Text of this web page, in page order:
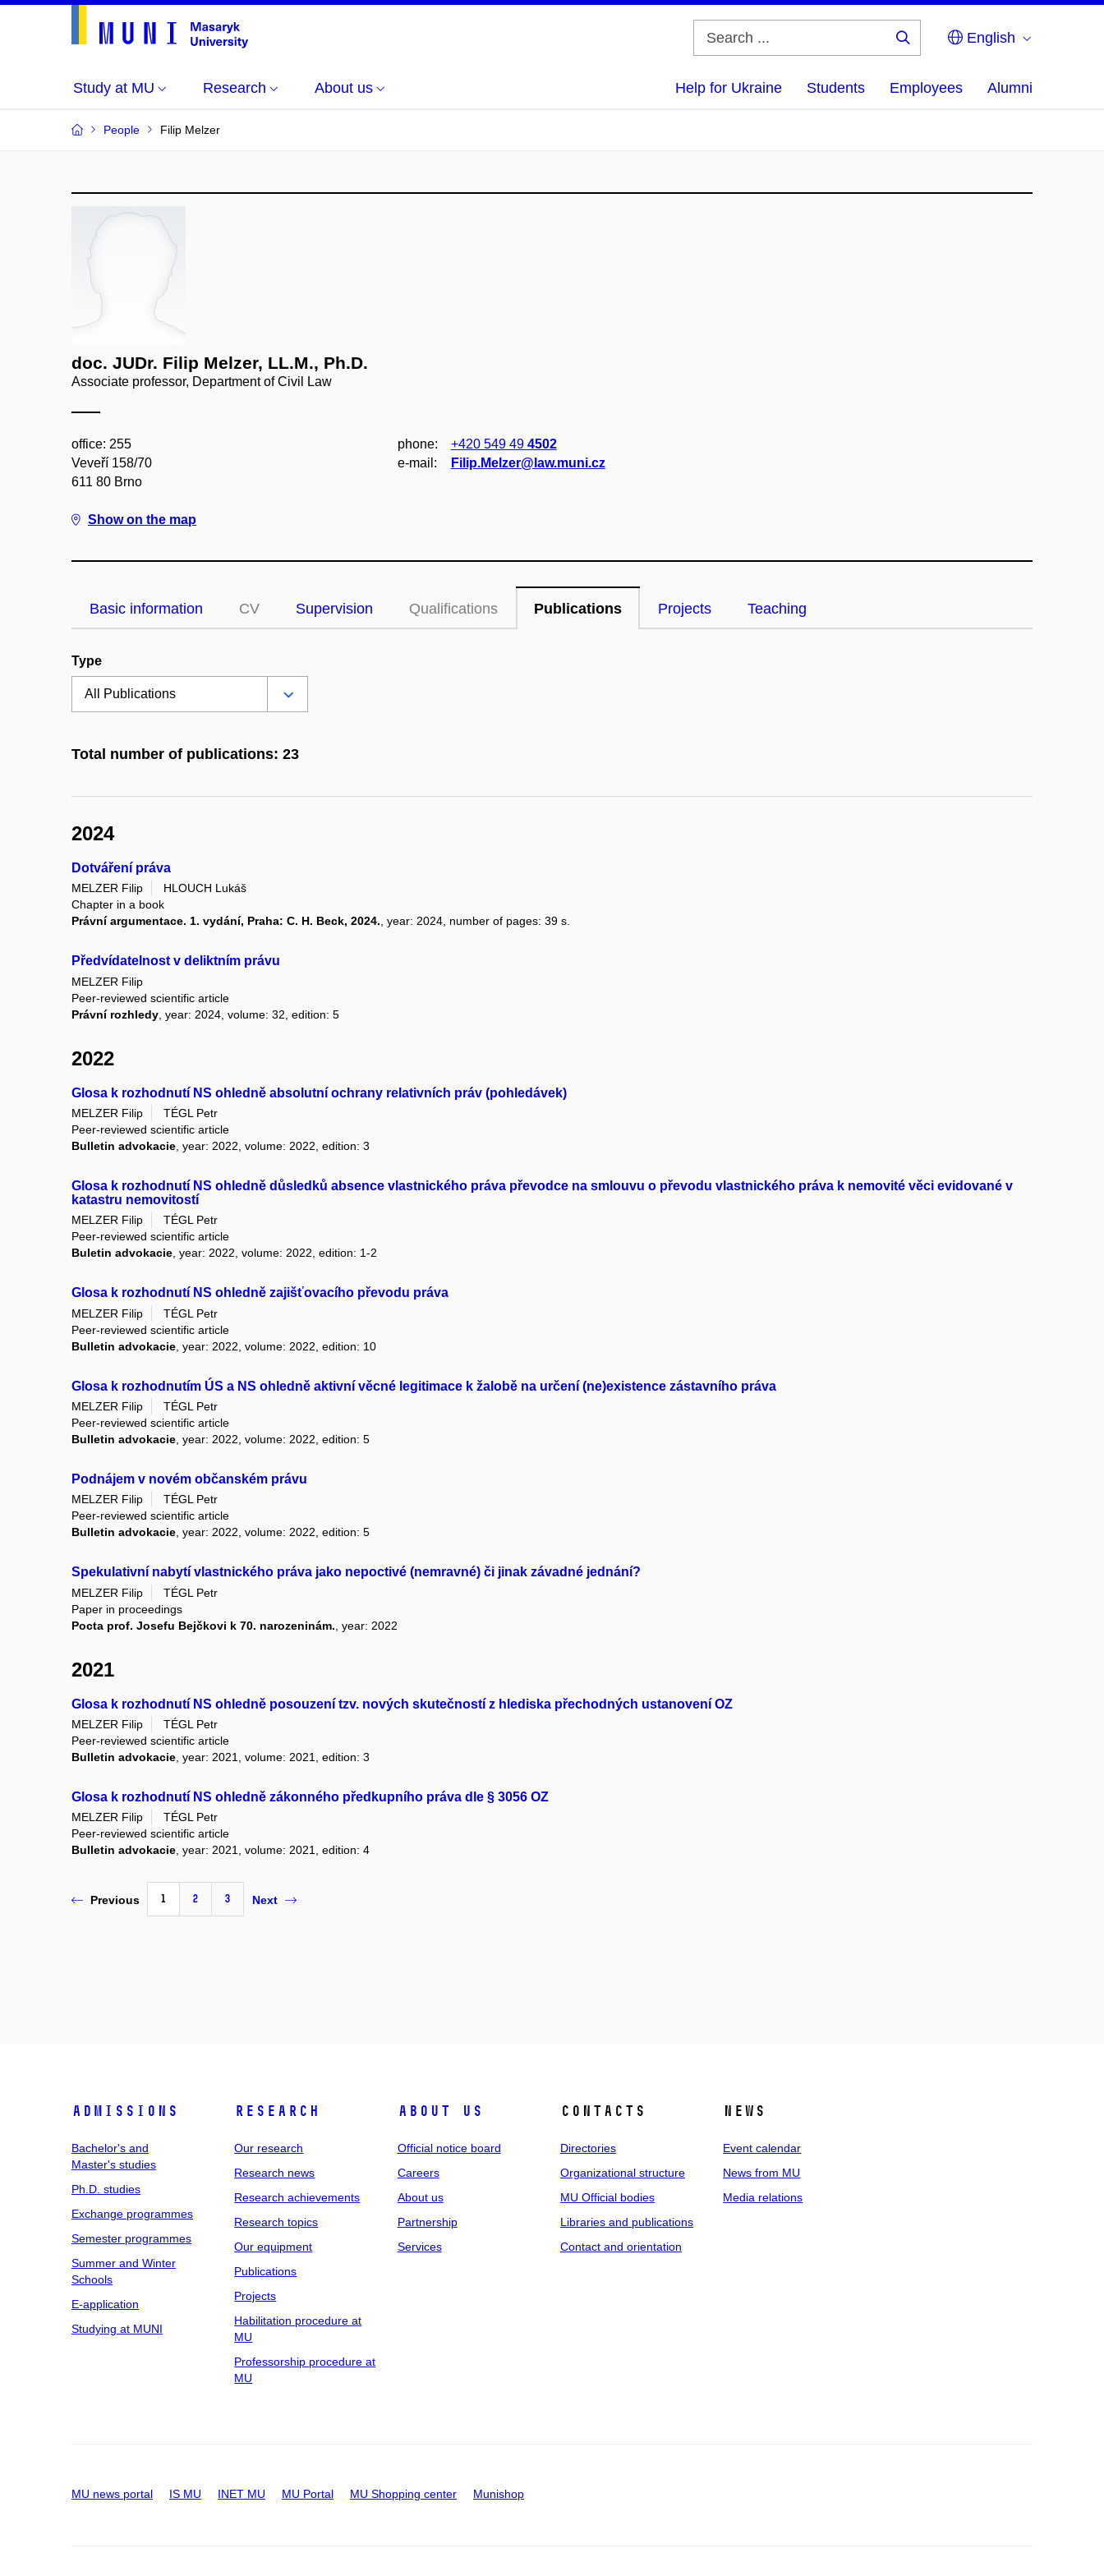
English
Study at MU Research About us Help for Ukraine Students Employees Alumni
People Filip Melzer
doc. JUDr. Filip Melzer, LL.M., Ph.D.
Associate professor, Department of Civil Law
office: 255
Veveří 158/70
611 80 Brno
Show on the map
phone: +420 549 49 4502
e‑mail:
Filip.Melzer@law.muni.cz
Basic information CV Supervision Qualifications Publications Projects Teaching
Type
Total number of publications: 23
2024
Dotváření práva
MELZER Filip
HLOUCH Lukáš
Chapter in a book
Právní argumentace. 1. vydání, Praha: C. H. Beck, 2024., year: 2024, number of pages: 39 s.
Předvídatelnost v deliktním právu
MELZER Filip
Peer-reviewed scientific article
Právní rozhledy , year: 2024, volume: 32, edition: 5
2022
Glosa k rozhodnutí NS ohledně absolutní ochrany relativních práv (pohledávek)
MELZER Filip
TÉGL Petr
Peer-reviewed scientific article
Bulletin advokacie , year: 2022, volume: 2022, edition: 3
Glosa k rozhodnutí NS ohledně důsledků absence vlastnického práva převodce na smlouvu o převodu vlastnického práva k nemovité věci evidované v
katastru nemovitostí
MELZER Filip
TÉGL Petr
Peer-reviewed scientific article
Buletin advokacie, year: 2022, volume: 2022, edition: 1-2
Glosa k rozhodnutí NS ohledně zajišťovacího převodu práva
MELZER Filip
TÉGL Petr
Peer-reviewed scientific article
Bulletin advokacie , year: 2022, volume: 2022, edition: 10
Glosa k rozhodnutím ÚS a NS ohledně aktivní věcné legitimace k žalobě na určení (ne)existence zástavního práva
MELZER Filip
TÉGL Petr
Peer-reviewed scientific article
Bulletin advokacie , year: 2022, volume: 2022, edition: 5
Podnájem v novém občanském právu
MELZER Filip
TÉGL Petr
Peer-reviewed scientific article
Bulletin advokacie, year: 2022, volume: 2022, edition: 5
Spekulativní nabytí vlastnického práva jako nepoctivé (nemravné) či jinak závadné jednání?
MELZER Filip
TÉGL Petr
Paper in proceedings
Pocta prof. Josefu Bejčkovi k 70. narozeninám. , year: 2022
2021
Glosa k rozhodnutí NS ohledně posouzení tzv. nových skutečností z hlediska přechodných ustanovení OZ
MELZER Filip
TÉGL Petr
Peer-reviewed scientific article
Bulletin advokacie , year: 2021, volume: 2021, edition: 3
Glosa k rozhodnutí NS ohledně zákonného předkupního práva dle § 3056 OZ
MELZER Filip
TÉGL Petr
Peer-reviewed scientific article
Bulletin advokacie, year: 2021, volume: 2021, edition: 4
Previous 1 2 3 Next
Admissions
Bachelor's and
Master's studies
Ph.D. studies
Exchange programmes
Semester programmes
Summer and Winter
Schools
E-application
Studying at MUNI
Research
Our research
Research news
Research achievements
Research topics
Our equipment
Publications
Projects
Habilitation procedure at
MU
Professorship procedure at
MU
About us
Official notice board
Careers
About us
Partnership
Services
Contacts
Directories
Organizational structure
MU Official bodies
Libraries and publications
Contact and orientation
News
Event calendar
News from MU
Media relations
MU news portal IS MU INET MU MU Portal MU Shopping center Munishop